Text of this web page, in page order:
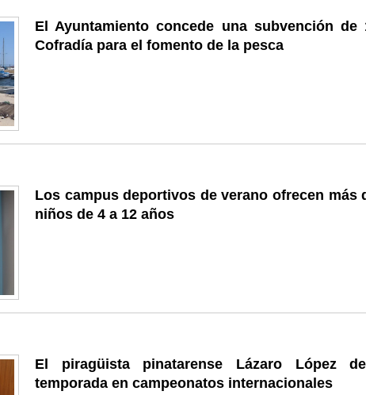
El Ayuntamiento concede una subvención de
Cofradía para el fomento de la pesca
Los campus deportivos de verano ofrecen más
niños de 4 a 12 años
El piragüista pinatarense Lázaro López
temporada en campeonatos internacionales